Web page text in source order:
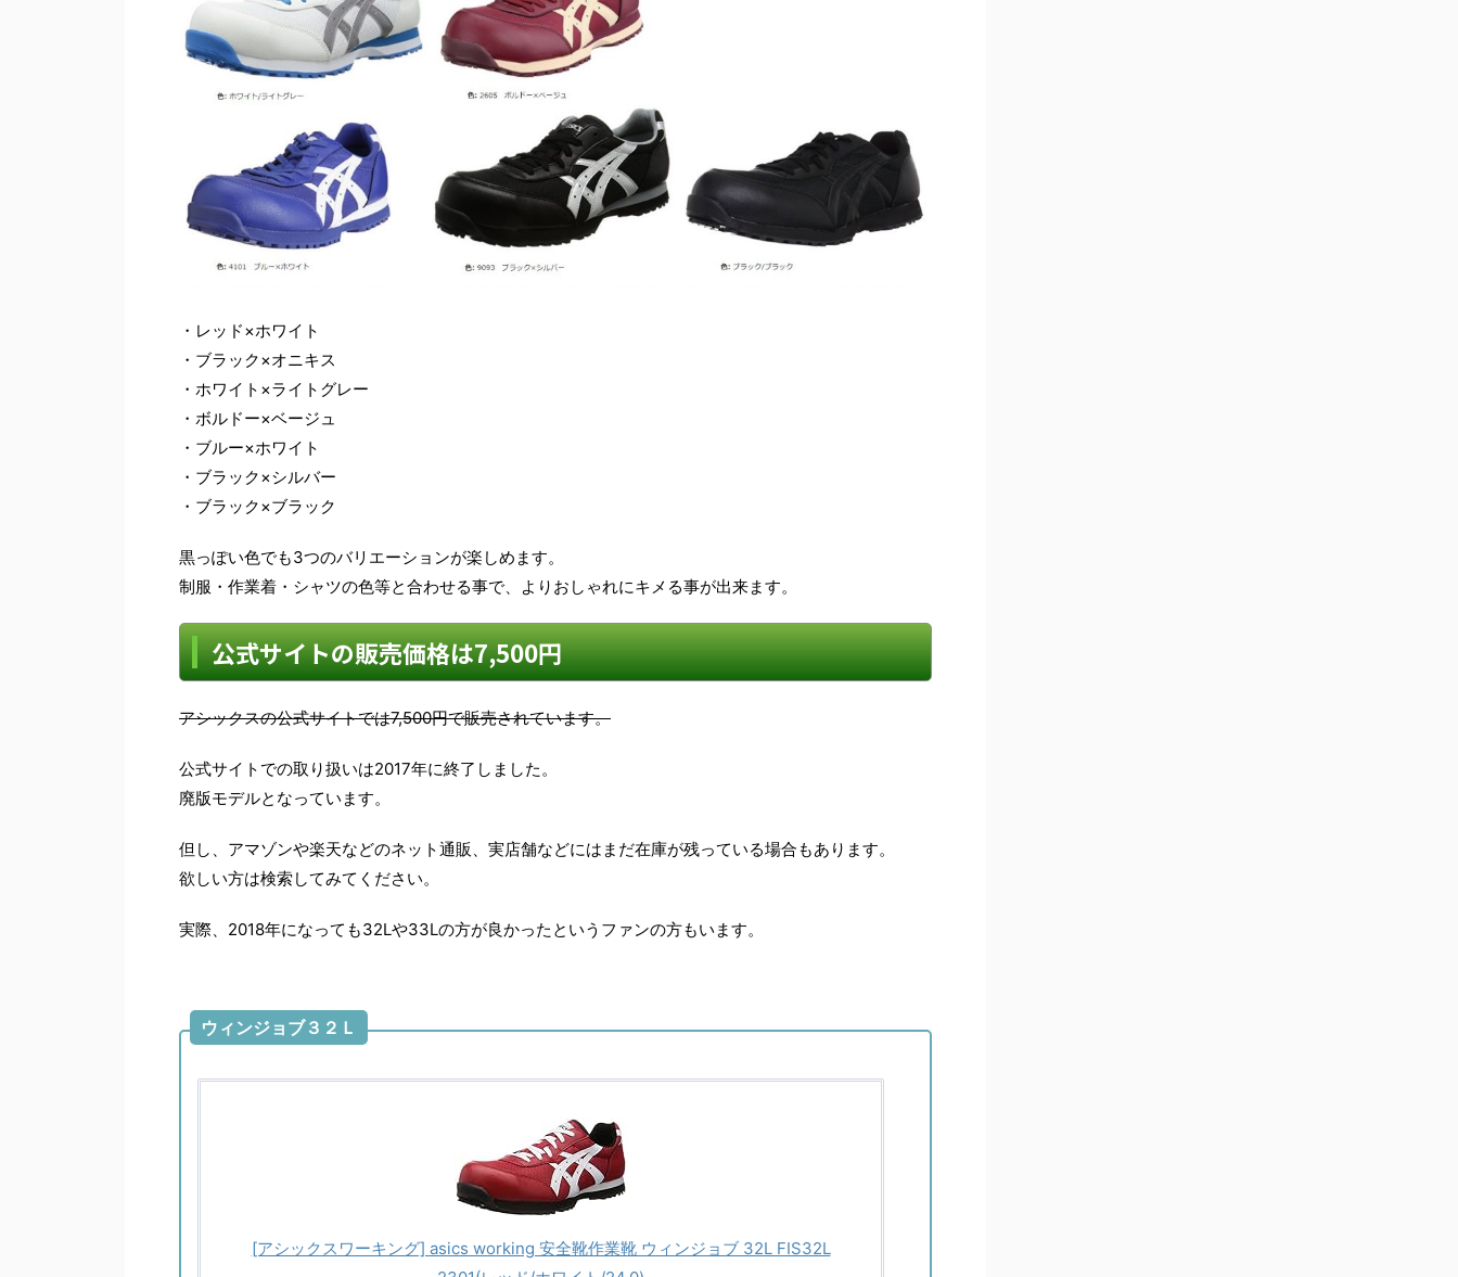
・レッド×ホワイト
・ブラック×オニキス
・ホワイト×ライトグレー
・ボルドー×ベージュ
・ブルー×ホワイト
・ブラック×シルバー
・ブラック×ブラック
黒っぽい色でも3つのバリエーションが楽しめます。
制服・作業着・シャツの色等と合わせる事で、よりおしゃれにキメる事が出来ます。
公式サイトの販売価格は7,500円
アシックスの公式サイトでは7,500円で販売されています。
公式サイトでの取り扱いは2017年に終了しました。
廃版モデルとなっています。
但し、アマゾンや楽天などのネット通販、実店舗などにはまだ在庫が残っている場合もあります。
欲しい方は検索してみてください。
実際、2018年になっても32Lや33Lの方が良かったというファンの方もいます。
ウィンジョブ３２Ｌ
[アシックスワーキング] asics working 安全靴作業靴 ウィンジョブ 32L FIS32L